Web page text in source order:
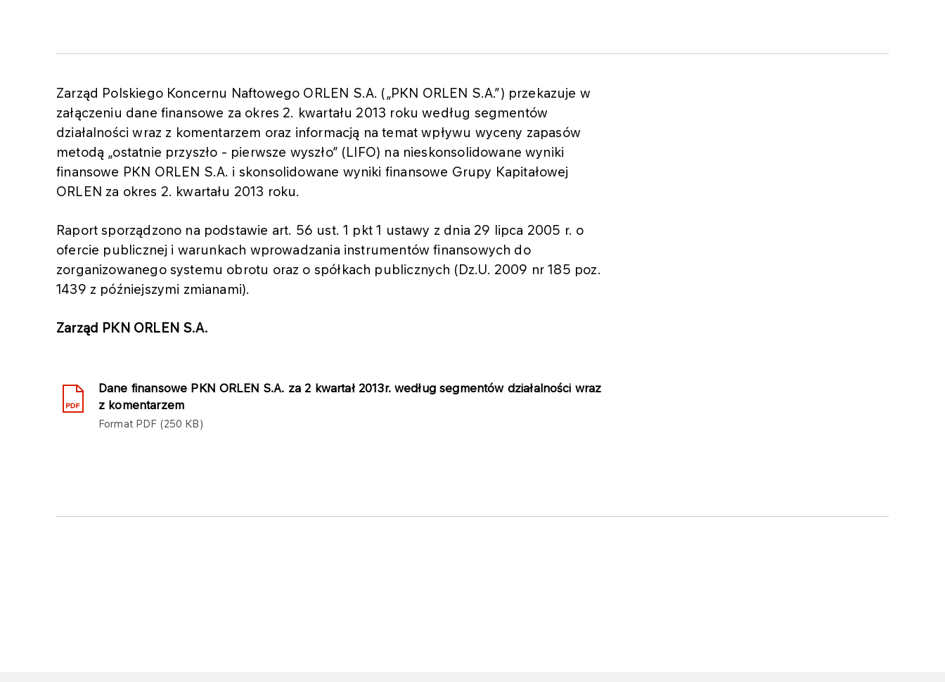
Zarząd Polskiego Koncernu Naftowego ORLEN S.A. („PKN ORLEN S.A.”) przekazuje w
załączeniu dane finansowe za okres 2. kwartału 2013 roku według segmentów
działalności wraz z komentarzem oraz informacją na temat wpływu wyceny zapasów
metodą „ostatnie przyszło - pierwsze wyszło” (LIFO) na nieskonsolidowane wyniki
finansowe PKN ORLEN S.A. i skonsolidowane wyniki finansowe Grupy Kapitałowej
ORLEN za okres 2. kwartału 2013 roku.
Raport sporządzono na podstawie art. 56 ust. 1 pkt 1 ustawy z dnia 29 lipca 2005 r. o
ofercie publicznej i warunkach wprowadzania instrumentów finansowych do
zorganizowanego systemu obrotu oraz o spółkach publicznych (Dz.U. 2009 nr 185 poz.
1439 z późniejszymi zmianami).
Zarząd PKN ORLEN S.A.
Dane finansowe PKN ORLEN S.A. za 2 kwartał 2013r. według segmentów działalności wraz
z komentarzem
Format PDF 250 KB